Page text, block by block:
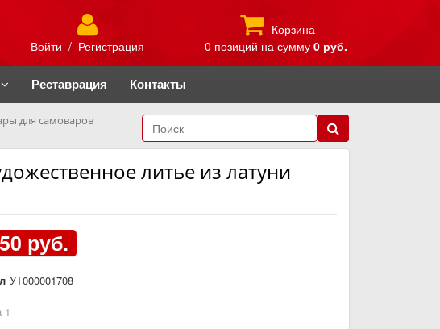
Войти / Регистрация
Корзина
0 позиций на сумму 0 руб.
Реставрация Контакты
для самоваров
литье из латуни
руб.
УТ000001708
1